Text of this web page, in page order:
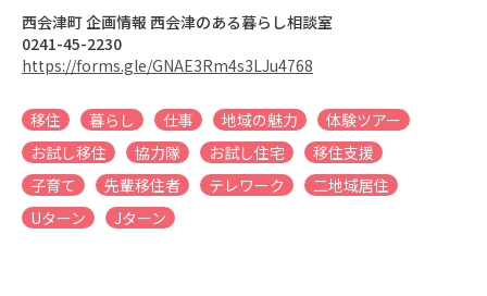
西会津町 企画情報 西会津のある暮らし相談室
0241-45-2230
https://forms.gle/GNAE3Rm4s3LJu4768
移住 暮らし 仕事 地域の魅力
体験ツアー
お試し移住
協力隊 お試し住宅
移住支援
子育て
先輩移住者 テレワーク
二地域居住
Uターン
Jターン